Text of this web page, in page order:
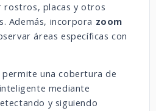
placas y otros
Además, incorpora zoom
áreas específicas con
una cobertura de
mediante
y siguiendo